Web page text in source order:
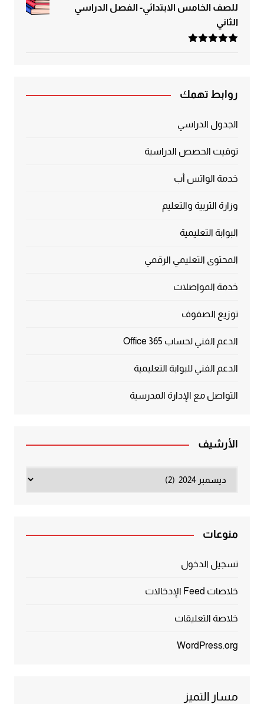
للصف الخامس الابتدائي- الفصل الدراسي
الثاني
تم التقييم
روابط تهمك
الجدول الدراسي
توقيت الحصص الدراسية
خدمة الواتس أب
وزارة التربية والتعليم
البوابة التعليمية
المحتوى التعليمي الرقمي
خدمة المواصلات
توزيع الصفوف
الدعم الفني لحساب Office 365
الدعم الفني للبوابة التعليمية
التواصل مع الإدارة المدرسية
الأرشيف
منوعات
تسجيل الدخول
خلاصات Feed الإدخالات
خلاصة التعليقات
WordPress.org
مسار التميز